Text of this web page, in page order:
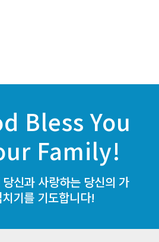
Bless You
Family!
신과 사랑하는 당신의 가
기를 기도합니다!